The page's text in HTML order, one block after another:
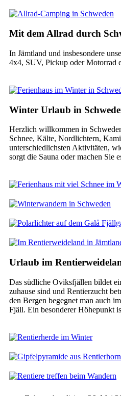
Mit dem Allrad durch
In Jämtland und insbesondere
4x4, SUV, Pickup oder Motorrad
Winter Urlaub in
Herzlich willkommen in
Schnee, Kälte, Nordlichtern,
unterschiedlichsten Aktivitäten,
sorgt die Sauna oder machen Sie
Urlaub im
Das südliche Oviksfjällen bildet
zuhause sind und Rentierzucht
den Bergen begegnet man auch
Fjäll. Ein besonderer Höhepunkt